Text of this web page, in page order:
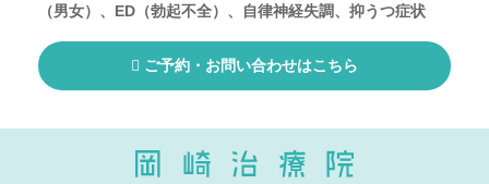
（男女）、ED（勃起不全）、自律神経失調、抑うつ症状
ご予約・お問い合わせはこちら